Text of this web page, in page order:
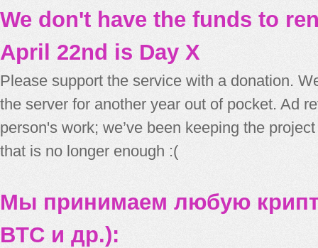
We don't have the funds to
April 22nd is Day X
Please support the service with a donation.
the server for another year out of pocket. Ad
person's work; we’ve been keeping the
that is no longer enough :(
Мы принимаем любую
BTC и др.):